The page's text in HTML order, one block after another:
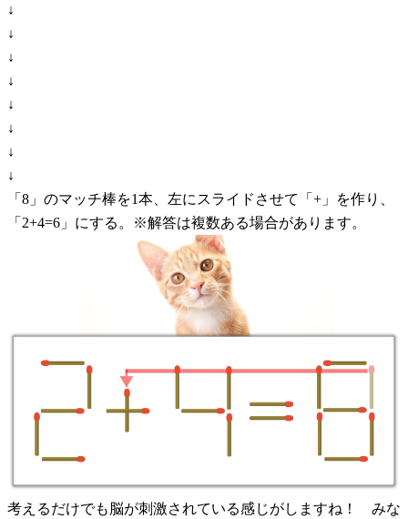
↓
↓
↓
↓
↓
↓
↓
↓
「8」のマッチ棒を1本、左にスライドさせて「+」を作り、
「2+4=6」にする。※解答は複数ある場合があります。
考えるだけでも脳が刺激されている感じがしますね！ みな